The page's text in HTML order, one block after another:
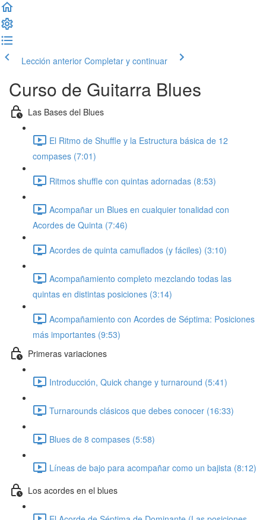
Lección anterior Completar y continuar
Curso de Guitarra Blues
Las Bases del Blues
El Ritmo de Shuffle y la Estructura básica de 12
compases (7:01)
Ritmos shuffle con quintas adornadas (8:53)
Acompañar un Blues en cualquier tonalidad con
Acordes de Quinta (7:46)
Acordes de quinta camuflados (y fáciles) (3:10)
Acompañamiento completo mezclando todas las
quintas en distintas posiciones (3:14)
Acompañamiento con Acordes de Séptima: Posiciones
más importantes (9:53)
Primeras variaciones
Introducción, Quick change y turnaround (5:41)
Turnarounds clásicos que debes conocer (16:33)
Blues de 8 compases (5:58)
Líneas de bajo para acompañar como un bajista (8:12)
Los acordes en el blues